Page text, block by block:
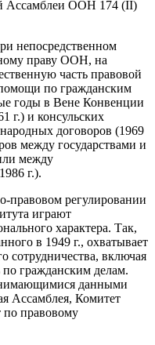
Ассамблеи ООН 174 (II)
непосредственном
праву ООН, на
часть правовой
по гражданским
годы в Вене Конвенции
г.) и консульских
договоров (1969
между государствами и
между
г.).
правовом регулировании
играют
характера. Так,
в 1949 г., охватывает
сотрудничества, включая
гражданским делам.
данными
Ассамблея, Комитет
по правовому